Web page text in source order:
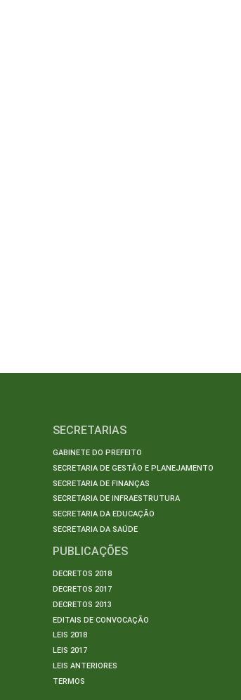
SECRETARIAS
GABINETE DO PREFEITO
SECRETARIA DE GESTÃO E PLANEJAMENTO
SECRETARIA DE FINANÇAS
SECRETARIA DE INFRAESTRUTURA
SECRETARIA DA EDUCAÇÃO
SECRETARIA DA SAÚDE
PUBLICAÇÕES
DECRETOS 2018
DECRETOS 2017
DECRETOS 2013
EDITAIS DE CONVOCAÇÃO
LEIS 2018
LEIS 2017
LEIS ANTERIORES
TERMOS